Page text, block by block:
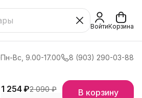
ВойтиКорзина
Пн-Вс, 9.00-17.00 8 (903) 290-03-88
1 254 ₽2 090 ₽ В корзину